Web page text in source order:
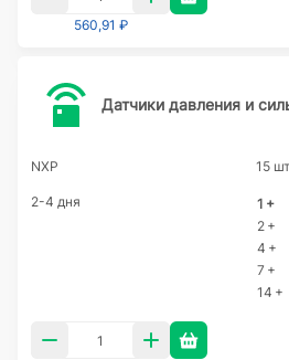
560,91 ₽
Датчики давления и
NXP 15 шт
2-4 дня 1 +
2 +
4 +
7 +
14 +